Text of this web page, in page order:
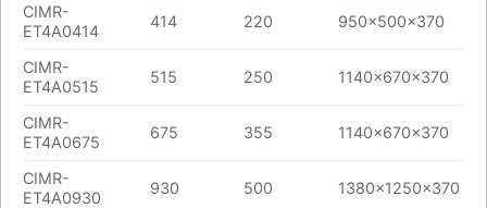
CIMR-
ET4A0414
414 220 950x500x370
CIMR-
ET4A0515
515 250 1140x670x370
CIMR-
ET4A0675
675 355 1140x670x370
CIMR-
ET4A0930
930 500 1380x1250x370